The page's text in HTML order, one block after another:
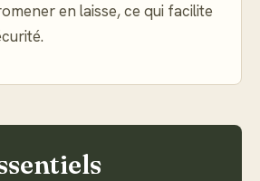
en laisse, ce qui facilite